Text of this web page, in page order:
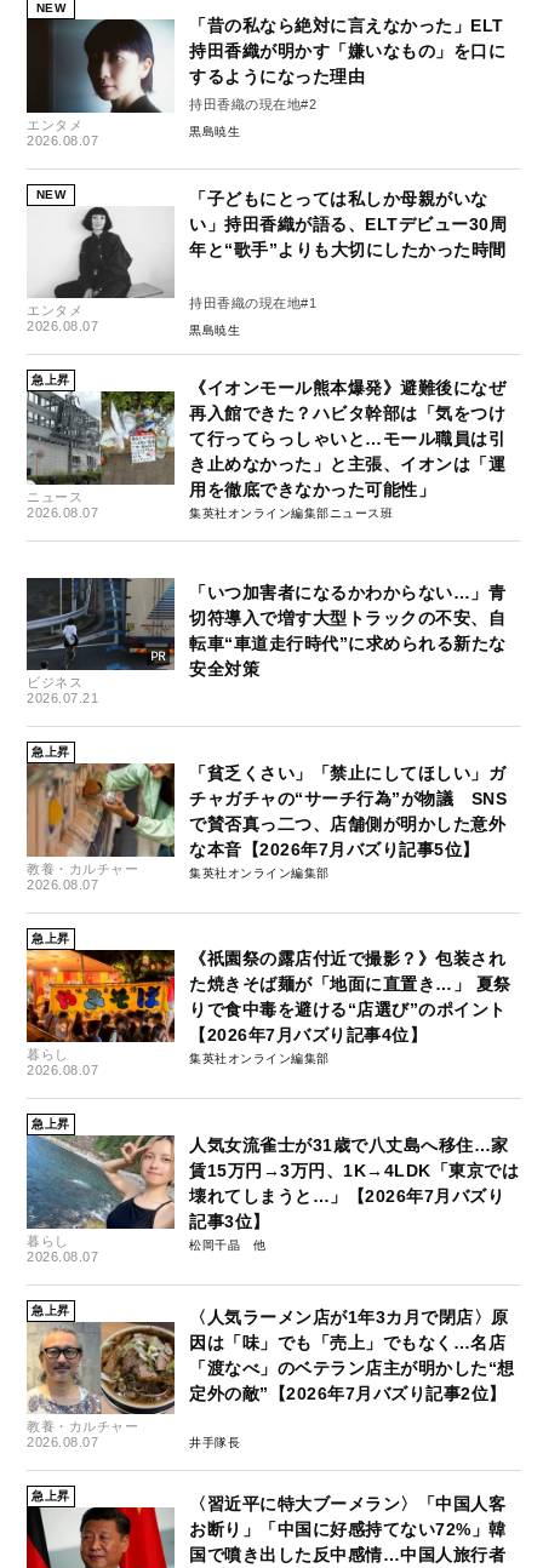
NEW
エンタメ
2026.08.07
「昔の私なら絶対に言えなかった」ELT
持田香織が明かす「嫌いなもの」を口に
するようになった理由
持田香織の現在地#2
黒島暁生
NEW
エンタメ
2026.08.07
「子どもにとっては私しか母親がいな
い」持田香織が語る、ELTデビュー30周
年と“歌手”よりも大切にしたかった時間
持田香織の現在地#1
黒島暁生
急上昇
ニュース
2026.08.07
《イオンモール熊本爆発》避難後になぜ
再入館できた？ハビタ幹部は「気をつけ
て行ってらっしゃいと…モール職員は引
き止めなかった」と主張、イオンは「運
用を徹底できなかった可能性」
集英社オンライン編集部ニュース班
ビジネス
2026.07.21
「いつ加害者になるかわからない…」青
切符導入で増す大型トラックの不安、自
転車“車道走行時代”に求められる新たな
安全対策
急上昇
教養・カルチャー
2026.08.07
「貧乏くさい」「禁止にしてほしい」ガ
チャガチャの“サーチ行為”が物議 SNS
で賛否真っ二つ、店舗側が明かした意外
な本音【2026年7月バズり記事5位】
集英社オンライン編集部
急上昇
暮らし
2026.08.07
《祇園祭の露店付近で撮影？》包装され
た焼きそば麺が「地面に直置き…」 夏祭
りで食中毒を避ける“店選び”のポイント
【2026年7月バズり記事4位】
集英社オンライン編集部
急上昇
暮らし
2026.08.07
人気女流雀士が31歳で八丈島へ移住…家
賃15万円→3万円、1K→4LDK「東京では
壊れてしまうと…」【2026年7月バズり
記事3位】
松岡千晶
急上昇
教養・カルチャー
2026.08.07
〈人気ラーメン店が1年3カ月で閉店〉原
因は「味」でも「売上」でもなく…名店
「渡なべ」のベテラン店主が明かした“想
定外の敵”【2026年7月バズり記事2位】
井手隊長
急上昇
〈習近平に特大ブーメラン〉「中国人客
お断り」「中国に好感持てない72%」韓
国で噴き出した反中感情…中国人旅行者